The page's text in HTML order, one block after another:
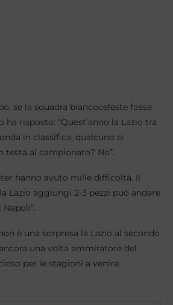
se la squadra biancoceleste fosse
ha risposto: “Quest’anno la Lazio tra
in classifica, qualcuno si
testa al campionato? No”.
hanno avuto mille difficoltà. Il
Lazio aggiungi 2-3 pezzi può andare
è una sorpresa la Lazio al secondo
una volta ammiratore del
per le stagioni a venire.